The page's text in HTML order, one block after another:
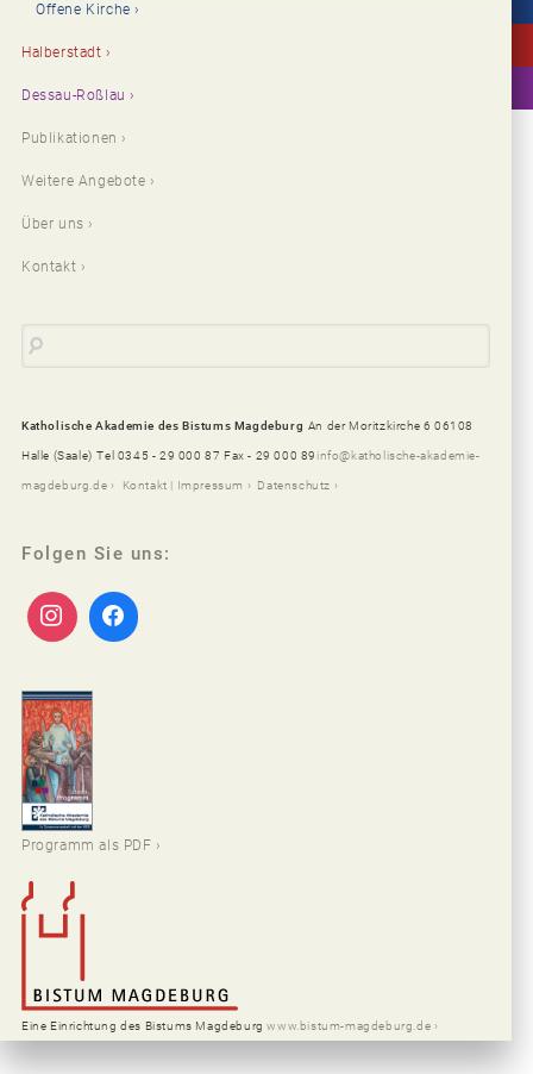
Offene Kirche
Halberstadt
Dessau-Roßlau
Publikationen
Weitere Angebote
Über uns
Kontakt
Katholische Akademie des Bistums Magdeburg An der Moritzkirche 6 06108
Halle (Saale) Tel 0345 - 29 000 87 Fax - 29 000 89 info@katholische-akademie-
magdeburg.de Kontakt | Impressum Datenschutz
Folgen Sie uns:
Programm als PDF
Eine Einrichtung des Bistums Magdeburgwww.bistum-magdeburg.de